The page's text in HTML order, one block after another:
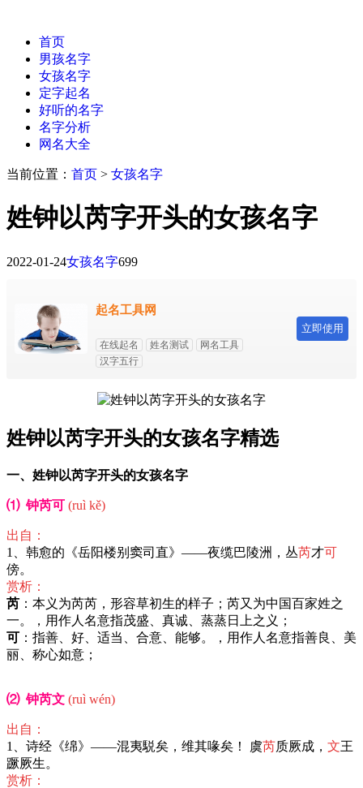
首页
男孩名字
女孩名字
定字起名
好听的名字
名字分析
网名大全
当前位置： 首页 > 女孩名字
姓钟以芮字开头的女孩名字
2022-01-24女孩名字699
起名工具网
在线起名 姓名测试
网名工具
汉字五行
立即使用
姓钟以芮字开头的女孩名字精选
一、姓钟以芮字开头的女孩名字
⑴ 钟芮可 (ruì kě)
出自：
1、韩愈的《岳阳楼别窦司直》——夜缆巴陵洲，丛芮才可
傍。
赏析：
芮 ：本义为芮芮，形容草初生的样子；芮又为中国百家姓之
一。，用作人名意指茂盛、真诚、蒸蒸日上之义；
可 ：指善、好、适当、合意、能够。，用作人名意指善良、美
丽、称心如意；
⑵ 钟芮文 (ruì wén)
出自：
1、诗经《绵》——混夷駾矣，维其喙矣！ 虞芮质厥成， 文王
蹶厥生。
赏析：